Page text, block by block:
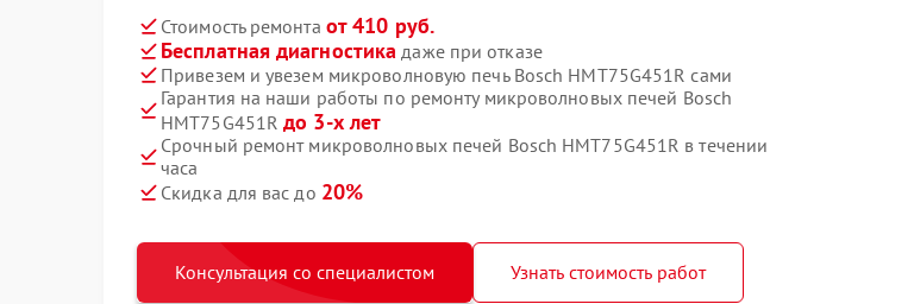
Стоимость ремонта от 410 руб.
Бесплатная диагностика даже при отказе
Привезем и увезем микроволновую печь Bosch HMT75G451R сами
Гарантия на наши работы по ремонту микроволновых печей Bosch
HMT75G451Rдо 3-х лет
Срочный ремонт микроволновых печей Bosch HMT75G451R в течении
часа
Скидка для вас до 20%
Консультация со специалистом Узнать стоимость работ